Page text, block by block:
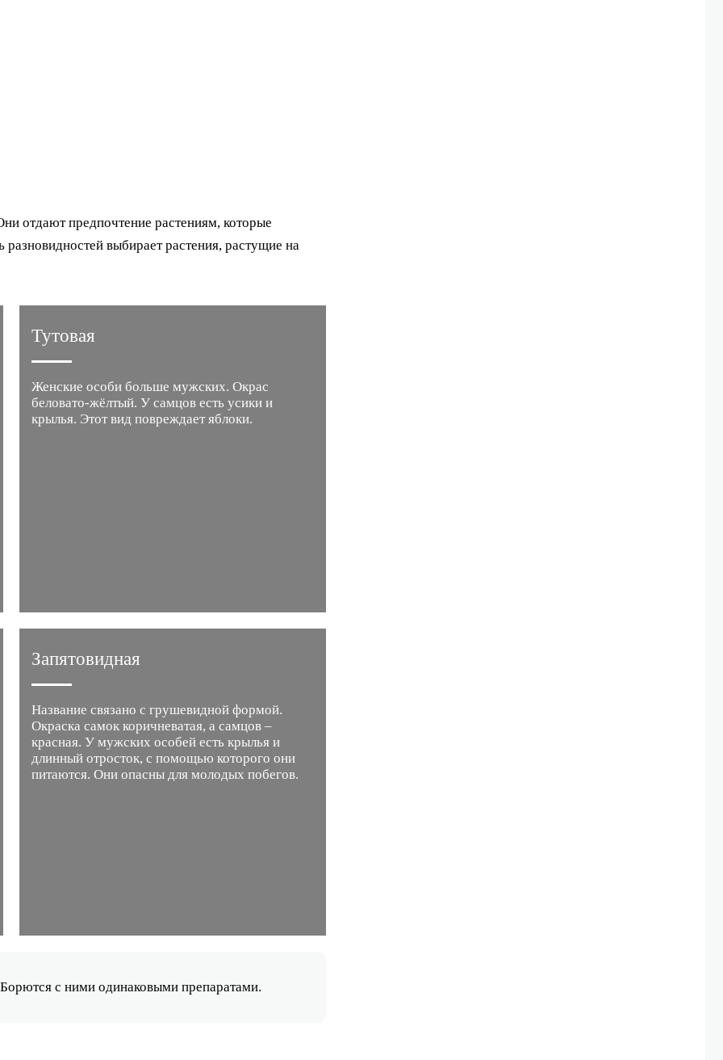
отдают предпочтение растениям, которые
выбирает растения, растущие на
Тутовая
Женские особи больше мужских. Окрас
беловато-жёлтый. У самцов есть усики и
крылья. Этот вид повреждает яблоки.
Запятовидная
Название связано с грушевидной формой.
Окраска самок коричневатая, а самцов –
красная. У мужских особей есть крылья и
длинный отросток, с помощью которого они
питаются. Они опасны для молодых побегов.
с ними одинаковыми препаратами.